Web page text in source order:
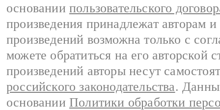
основании пользовательского
произведения принадлежат авторам
произведений возможна только с
можете обратиться на его авторской
произведений авторы несут
российского законодательства.
основании Политики обработки